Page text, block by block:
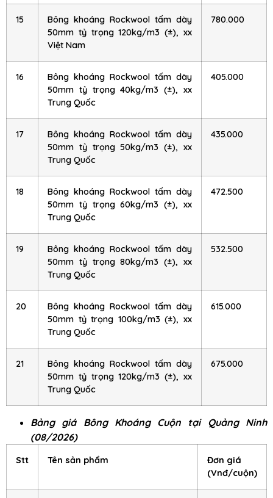
15
Bông khoáng Rockwool tấm dày
50mm tỷ trọng 120kg/m3 (±), xx
Việt Nam
780.000
16
Bông khoáng Rockwool tấm dày
50mm tỷ trọng 40kg/m3 (±), xx
Trung Quốc
405.000
17
Bông khoáng Rockwool tấm dày
50mm tỷ trọng 50kg/m3 (±), xx
Trung Quốc
435.000
18
Bông khoáng Rockwool tấm dày
50mm tỷ trọng 60kg/m3 (±), xx
Trung Quốc
472.500
19
Bông khoáng Rockwool tấm dày
50mm tỷ trọng 80kg/m3 (±), xx
Trung Quốc
532.500
20
Bông khoáng Rockwool tấm dày
50mm tỷ trọng 100kg/m3 (±), xx
Trung Quốc
615.000
21
Bông khoáng Rockwool tấm dày
50mm tỷ trọng 120kg/m3 (±), xx
Trung Quốc
675.000
Bảng giá Bông Khoáng Cuộn tại Quảng Ninh
(08/2026)
Stt Tên sản phẩm
Đơn giá
(Vnđ/cuộn)